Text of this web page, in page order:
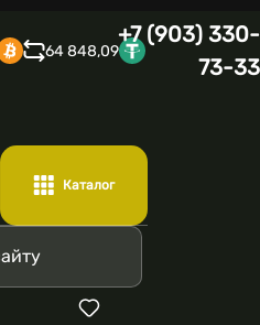
64 848,09
+7 (903) 330-
73-33
Каталог